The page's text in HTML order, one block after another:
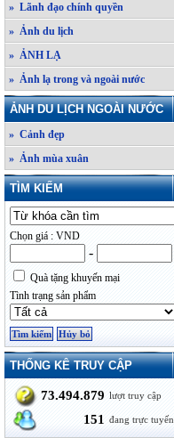
» Lãnh đạo chính quyền
» Ảnh du lịch
» ẢNH LẠ
» Ảnh lạ trong và ngoài nước
ẢNH DU LỊCH NGOÀI NƯỚC
» Cảnh đẹp
» Ảnh mùa xuân
TÌM KIẾM
Chọn giá : VND
-
Quà tặng khuyến mại
Tình trạng sản phẩm
THỐNG KÊ TRUY CẬP
73.494.879 lượt truy cập
151 đang trực tuyến